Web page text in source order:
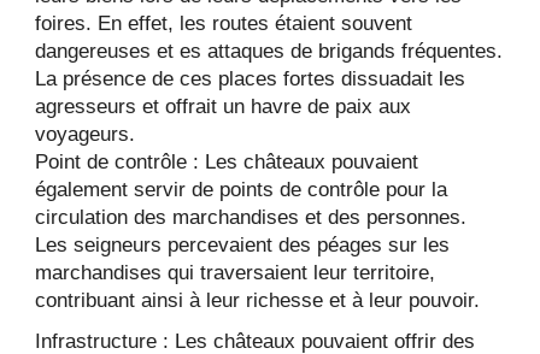
foires. En effet, les routes étaient souvent
dangereuses et es attaques de brigands fréquentes.
La présence de ces places fortes dissuadait les
agresseurs et offrait un havre de paix aux
voyageurs.
Point de contrôle : Les châteaux pouvaient
également servir de points de contrôle pour la
circulation des marchandises et des personnes.
Les seigneurs percevaient des péages sur les
marchandises qui traversaient leur territoire,
contribuant ainsi à leur richesse et à leur pouvoir.
Infrastructure : Les châteaux pouvaient offrir des